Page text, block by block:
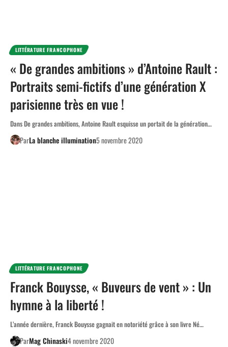
LITTÉRATURE FRANCOPHONE
« De grandes ambitions » d’Antoine Rault :
Portraits semi-fictifs d’une génération X
parisienne très en vue !
Dans De grandes ambitions, Antoine Rault esquisse un portait de la génération…
ParLa blanche illumination5 novembre 2020
LITTÉRATURE FRANCOPHONE
Franck Bouysse, « Buveurs de vent » : Un
hymne à la liberté !
L’année dernière, Franck Bouysse gagnait en notoriété grâce à son livre Né…
ParMag Chinaski4 novembre 2020